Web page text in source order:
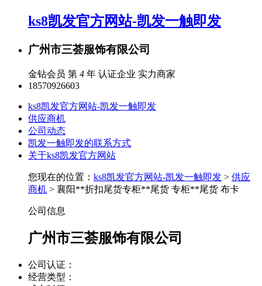
ks8凯发官方网站-凯发一触即发
广州市三荟服饰有限公司
金钻会员 第 4 年 认证企业 实力商家
18570926603
ks8凯发官方网站-凯发一触即发
供应商机
公司动态
凯发一触即发的联系方式
关于ks8凯发官方网站
您现在的位置： ks8凯发官方网站-凯发一触即发 > 供应
商机 > 襄阳**折扣尾货专柜**尾货 专柜**尾货 布卡
公司信息
广州市三荟服饰有限公司
公司认证：
经营类型：